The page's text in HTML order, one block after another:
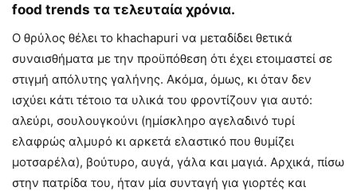
food trends τα τελευταία χρόνια.
O θρύλος θέλει το khachapuri να μεταδίδει θετικά
συναισθήματα με την προϋπόθεση ότι έχει ετοιμαστεί σε
στιγμή απόλυτης γαλήνης. Ακόμα, όμως, κι όταν δεν
ισχύει κάτι τέτοιο τα υλικά του φροντίζουν για αυτό:
αλεύρι, σουλουγκούνι (ημίσκληρο αγελαδινό τυρί
ελαφρώς αλμυρό κι αρκετά ελαστικό που θυμίζει
μοτσαρέλα), βούτυρο, αυγά, γάλα και μαγιά. Αρχικά, πίσω
στην πατρίδα του, ήταν μία συνταγή για γιορτές και